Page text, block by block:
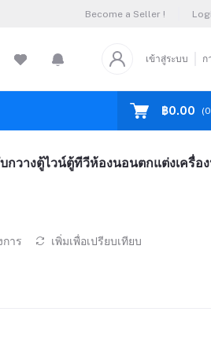
Become a Seller !
เข้าสู่ระบบ ก
฿0.00 (0
วางตู้ไวน์ตู้ทีวีห้องนอนตกแต่งเครื่อ
าร เพิ่มเพื่อเปรียบเทียบ